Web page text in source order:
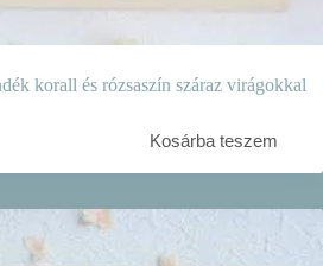
korall és rózsaszín száraz virágokkal
Kosárba teszem